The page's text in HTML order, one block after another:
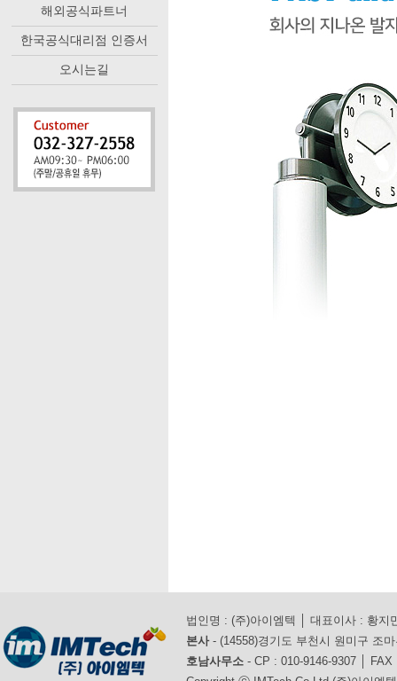
해외공식파트너
한국공식대리점 인증서
오시는길
법인명 : (주)아이엠텍 │ 대표이사 : 황지
본사- (14558)경기도 부천시 원미구 조
호남사무소 - CP : 010-9146-9307 │ FAX